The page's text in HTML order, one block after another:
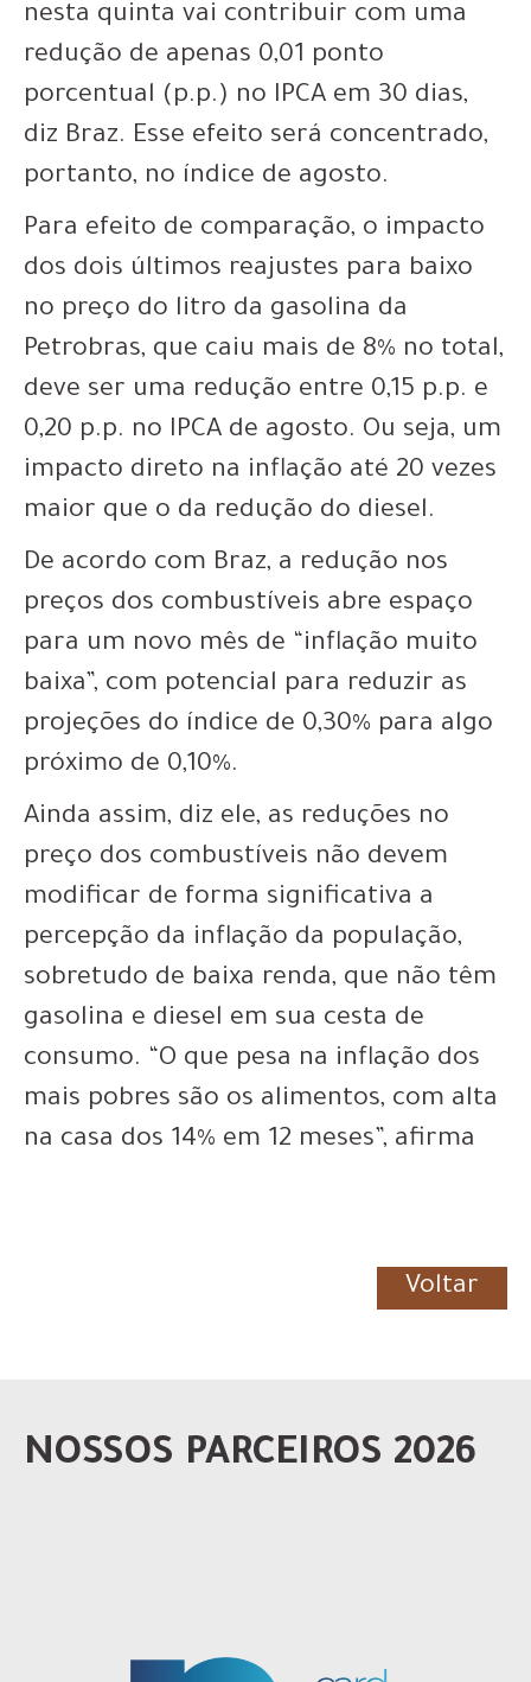
nesta quinta vai contribuir com uma
redução de apenas 0,01 ponto
porcentual (p.p.) no IPCA em 30 dias,
diz Braz. Esse efeito será concentrado,
portanto, no índice de agosto.
Para efeito de comparação, o impacto
dos dois últimos reajustes para baixo
no preço do litro da gasolina da
Petrobras, que caiu mais de 8% no total,
deve ser uma redução entre 0,15 p.p. e
0,20 p.p. no IPCA de agosto. Ou seja, um
impacto direto na inflação até 20 vezes
maior que o da redução do diesel.
De acordo com Braz, a redução nos
preços dos combustíveis abre espaço
para um novo mês de “inflação muito
baixa”, com potencial para reduzir as
projeções do índice de 0,30% para algo
próximo de 0,10%.
Ainda assim, diz ele, as reduções no
preço dos combustíveis não devem
modificar de forma significativa a
percepção da inflação da população,
sobretudo de baixa renda, que não têm
gasolina e diesel em sua cesta de
consumo. “O que pesa na inflação dos
mais pobres são os alimentos, com alta
na casa dos 14% em 12 meses”, afirma
Voltar
NOSSOS PARCEIROS 2026